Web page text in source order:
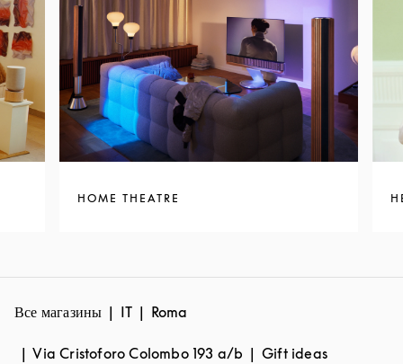
HOME THEATRE
Все магазины IT Roma
Via Cristoforo Colombo 193 a/b Gift ideas